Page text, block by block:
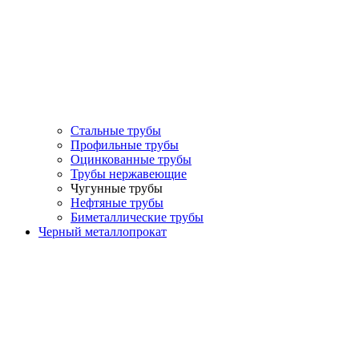
Стальные трубы
Профильные трубы
Оцинкованные трубы
Трубы нержавеющие
Чугунные трубы
Нефтяные трубы
Биметаллические трубы
Черный металлопрокат